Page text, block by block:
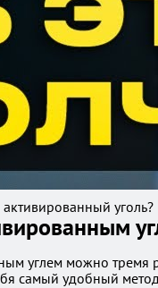
уголь?
углем можно тремя
самый удобный